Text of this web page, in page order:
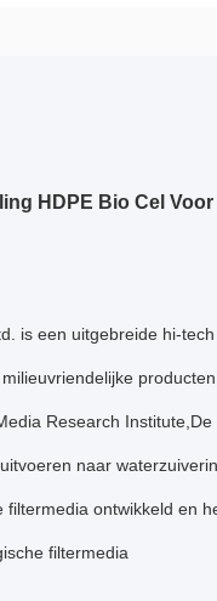
HDPE Bio Cel
is een uitgebreide hi-
Research
naar
ontwikkeld en
filtermedia